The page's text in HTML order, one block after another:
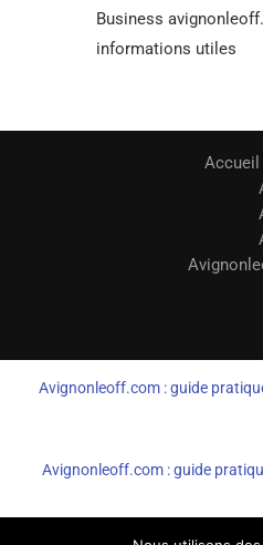
Business
informations utiles
Accueil
Avignonleoff.com : guide
Avignonleoff.com : guide